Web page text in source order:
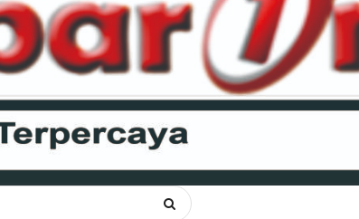
HANKAM OPINI HUKUM